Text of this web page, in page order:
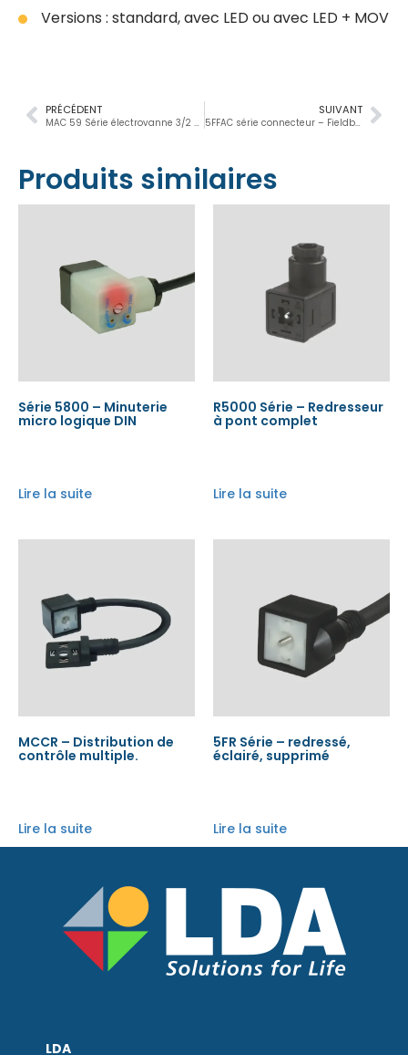
Versions : standard, avec LED ou avec LED + MOV
SUIVANT
5FFAC série connecteur – Fieldbus, Lighted, Suppressed
PRÉCÉDENT
Produits similaires
Série 5800 – Minuterie
micro logique DIN
Lire la suite
R5000 Série – Redresseur
à pont complet
Lire la suite
MCCR – Distribution de
contrôle multiple.
Lire la suite
5FR Série – redressé,
éclairé, supprimé
Lire la suite
LDA